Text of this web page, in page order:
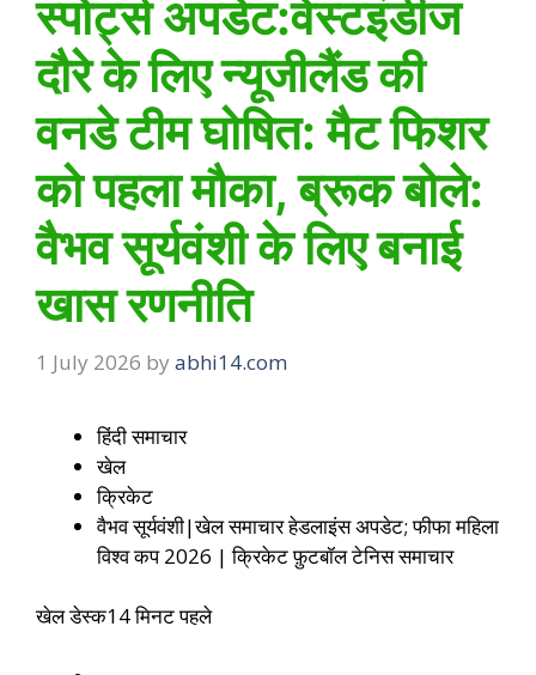
स्पोर्ट्स अपडेट:वेस्टइंडीज
दौरे के लिए न्यूजीलैंड की
वनडे टीम घोषित: मैट फिशर
को पहला मौका, ब्रूक बोले:
वैभव सूर्यवंशी के लिए बनाई
खास रणनीति
1 July 2026 by abhi14.com
हिंदी समाचार
खेल
क्रिकेट
वैभव सूर्यवंशी|खेल समाचार हेडलाइंस अपडेट; फीफा महिला
विश्व कप 2026 | क्रिकेट फ़ुटबॉल टेनिस समाचार
खेल डेस्क14 मिनट पहले